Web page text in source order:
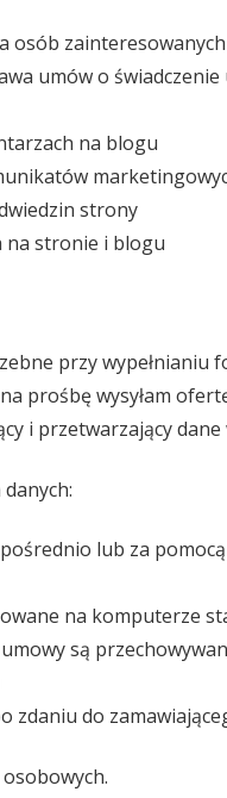
osób
umów o
na blogu
strony
na stronie i blogu
przy
prośbę wysyłam
i przetwarzający
lub za
na komputerze
są
zdaniu do